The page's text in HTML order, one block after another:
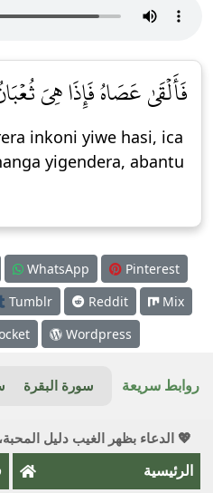
فَأَلۡقَىٰ عَصَاهُ فَإِذَا هِيَ ثُعۡبَانٞ
inkoni yiwe hasi, ica
yigendera, abantu
WhatsApp
Pinterest
Tumblr Reddit
Mix
Wordpress
روابط سريعة سورة البقرة
💖 الدعاء بظهر الغيب دليل
الرئيسية